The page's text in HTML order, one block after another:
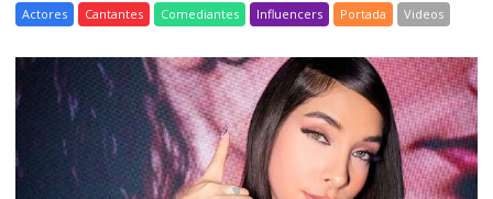
Actores Cantantes Comediantes Influencers Portada Videos